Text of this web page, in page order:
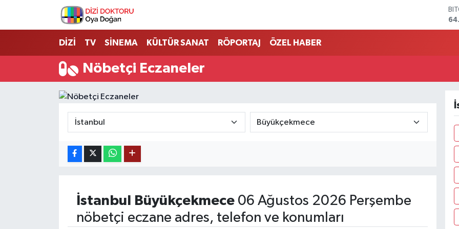
DİZİ TV SİNEMA KÜLTÜR SANAT RÖPORTAJ ÖZEL HABER
Nöbetçi Eczaneler
İstanbul Büyükçekmece06 Ağustos 2026 Perşembe
nöbetçi eczane adres, telefon ve konumları
İstanbul Nöbetçi Eczaneler
İstanbul Hava Durumu
İstanbul Namaz Vakitleri
İstanbul Trafik Yoğunluk Haritası
Son Dakika Haberleri